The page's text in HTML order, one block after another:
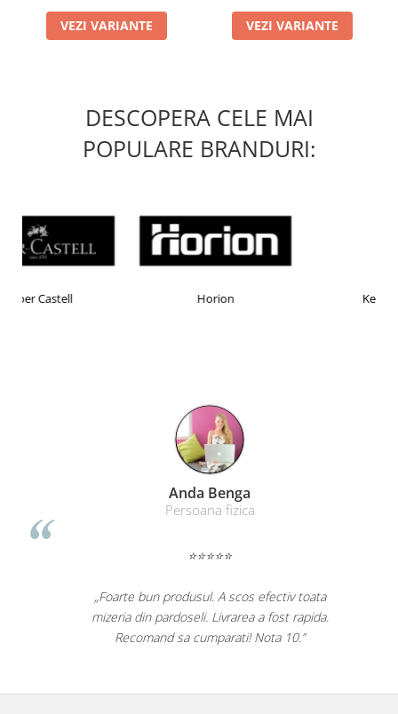
VEZI VARIANTE VEZI VARIANTE
DESCOPERA CELE MAI
POPULARE BRANDURI:
Remat Brasov
Remat
⭐⭐⭐⭐⭐
„Corectitudine, promptitudine!
Furnizarea in timp util a formularelor
cu regim special catre toate punctele din tara!"